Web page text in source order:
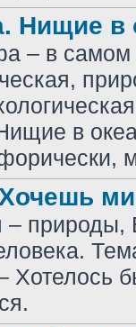
Нищие в
– в
в
природы,
Хотелось